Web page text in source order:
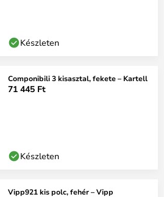
Készleten
Componibili 3 kisasztal, fekete – Kartell
71 445 Ft
Készleten
Vipp921 kis polc, fehér – Vipp